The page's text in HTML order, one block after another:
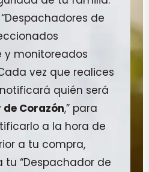
de
monitoreados
vez que realices
quién será
Corazón,” para
a la hora de
a tu compra,
“Despachador de